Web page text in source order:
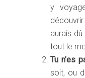
y
aurais
tout le
Tu n’es
soit, ou